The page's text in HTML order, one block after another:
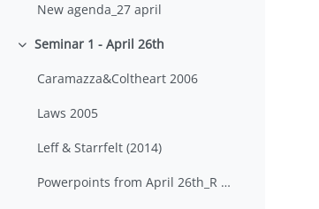
New agenda_27 april
Einklappen
Seminar 1 - April 26th
Caramazza&Coltheart 2006
Laws 2005
Leff & Starrfelt (2014)
Powerpoints from April 26th_R Starrfelt